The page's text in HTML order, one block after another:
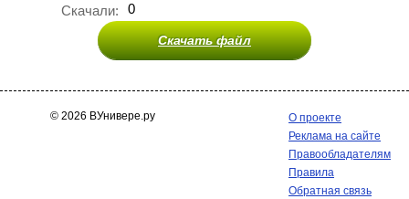
Скачали:
0
Скачать файл
© 2026 ВУнивере.ру
О проекте
Реклама на сайте
Правообладателям
Правила
Обратная связь